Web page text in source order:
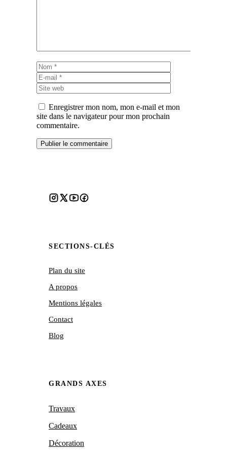
Nom
mail
web
Enregistrer mon nom, mon e-mail et mon
site dans le navigateur pour mon prochain
commentaire.
SECTIONS-CLÉS
Plan du site
A propos
Mentions légales
Contact
Blog
GRANDS AXES
Travaux
Cadeaux
Décoration